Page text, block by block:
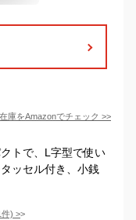
庫をAmazonでチェック >>
トで、L字型で使い
ッセル付き、小銭
件) >